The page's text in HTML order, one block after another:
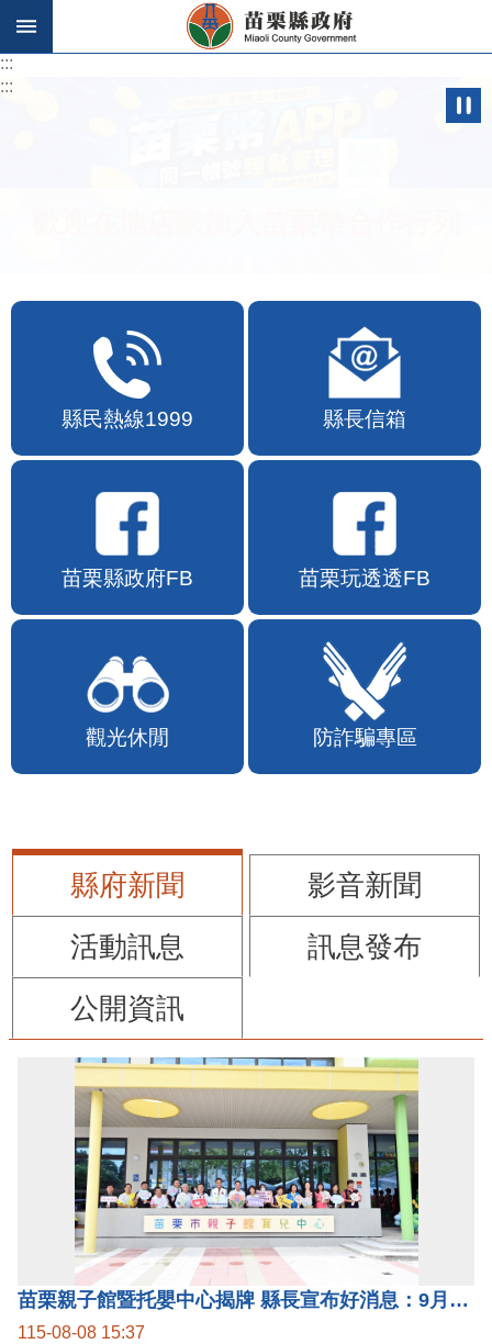
跳到主要內容區塊
:::
:::
縣民熱線1999 縣長信箱
苗栗縣政府FB 苗栗玩透透FB
觀光休閒 防詐騙專區
縣府新聞
影音新聞
活動訊息
訊息發布
公開資訊
苗栗親子館暨托嬰中心揭牌 縣長宣布好消息：9月1日起調降臨時托嬰費用
115-08-08 15:37